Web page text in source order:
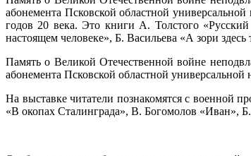
абонемента Псковской областной
годов 20 века. Это книги А. Толстого
настоящем человеке», Б. Васильева «А зори
Память о Великой Отечественной войне
абонемента Псковской областной
На выставке читатели познакомятся с военной
«В окопах Сталинграда», В. Богомолов «Иван»,